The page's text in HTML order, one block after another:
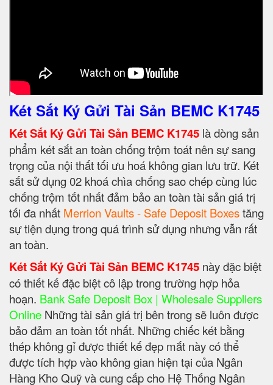
Két Sắt Ký Gửi Tài Sản BEMC K1745
Két Sắt Ký Gửi Tài Sản BEMC K1745 là dòng sản
phẩm két sắt an toàn chống trộm toát nên sự sang
trọng của nội thất tối ưu hoá không gian lưu trữ. Két
sắt sử dụng 02 khoá chìa chống sao chép cùng lúc
chống trộm tốt nhất đảm bảo an toàn tài sản giá trị
tối đa nhất Merrion Vaults - Safe Deposit Boxestăng
sự tiện dụng trong quá trình sử dụng nhưng vẫn rất
an toàn.
Két Sắt Ký Gửi Tài Sản BEMC K1745 này đặc biệt
có thiết kế đặc biệt cô lập trong trường hợp hỏa
hoạn. Bank Safe Deposit Box | Wholesale Suppliers
Online Những tài sản giá trị bên trong sẽ luôn được
bảo đảm an toàn tốt nhất. Những chiếc két bằng
thép không gỉ được thiết kế đẹp mắt này có thể
được tích hợp vào không gian hiện tại của Ngân
Hàng Kho Quỹ và cung cấp cho Hệ Thống Ngân